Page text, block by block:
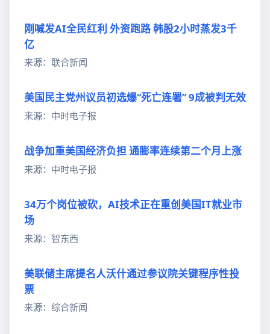
刚喊发AI全民红利 外资跑路 韩股2小时蒸发3千
亿
来源：联合新闻
美国民主党州议员初选爆“死亡连署” 9成被判无效
来源：中时电子报
战争加重美国经济负担 通膨率连续第二个月上涨
来源：中时电子报
34万个岗位被砍，AI技术正在重创美国IT就业市
场
来源：智东西
美联储主席提名人沃什通过参议院关键程序性投
票
来源：综合新闻